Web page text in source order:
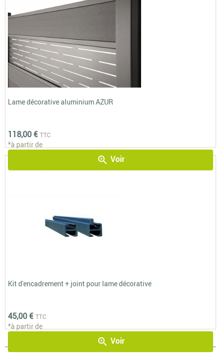
Lame décorative aluminium AZUR
118,00 € TTC
*à partir de
zoom_in Voir
Kit d'encadrement + joint pour lame décorative
45,00 € TTC
*à partir de
zoom_in Voir